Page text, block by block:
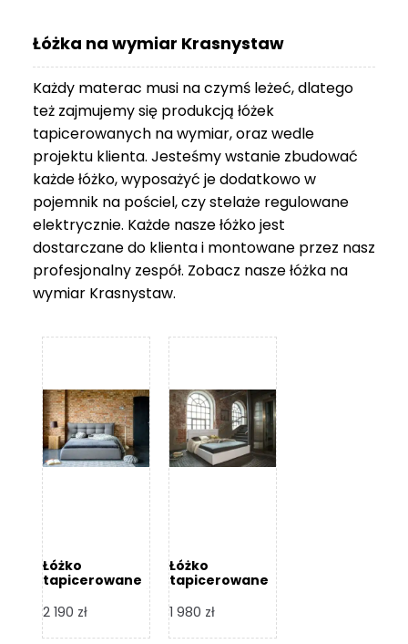
Łóżka na wymiar Krasnystaw
Każdy materac musi na czymś leżeć, dlatego
też zajmujemy się produkcją łóżek
tapicerowanych na wymiar, oraz wedle
projektu klienta. Jesteśmy wstanie zbudować
każde łóżko, wyposażyć je dodatkowo w
pojemnik na pościel, czy stelaże regulowane
elektrycznie. Każde nasze łóżko jest
dostarczane do klienta i montowane przez nasz
profesjonalny zespół. Zobacz naszełóżka na
wymiar Krasnystaw.
Łóżko
tapicerowane
Design
2 190 zł
Łóżko
tapicerowane
Design
1 980 zł